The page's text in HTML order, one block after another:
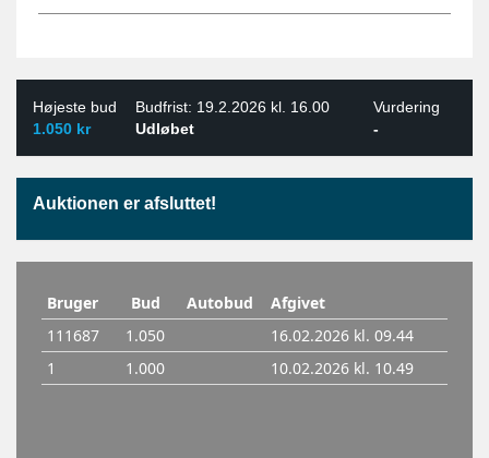
Højeste bud Budfrist: 19.2.2026 kl. 16.00
Vurdering
1.050 kr
Udløbet -
Auktionen er afsluttet!